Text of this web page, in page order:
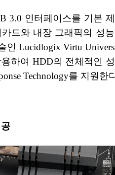
3.0 인터페이스를 기본
드와 내장 그래픽의 성
인 Lucidlogix Virtu
하여 HDD의 전체적인
Technology를 지원한